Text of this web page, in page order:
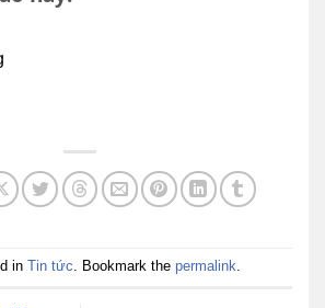
in Tin tức. Bookmark the permalink.